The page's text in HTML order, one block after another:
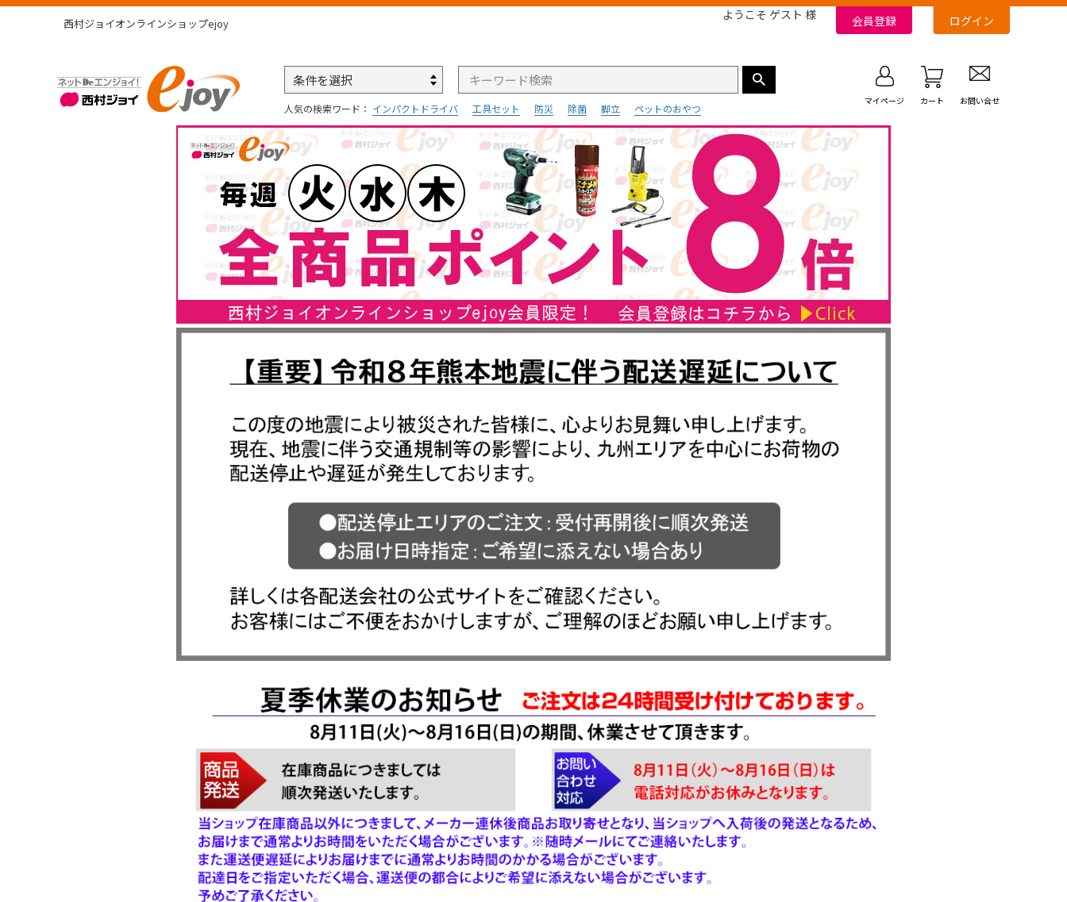
西村ジョイオンラインショップejoy
ようこそ ゲスト 様 会員登録 ログイン
検索
人気の検索ワード： インパクトドライバ 工具セット 防災 除菌 脚立 ペットのおやつ
マイページ カート お問い合せ